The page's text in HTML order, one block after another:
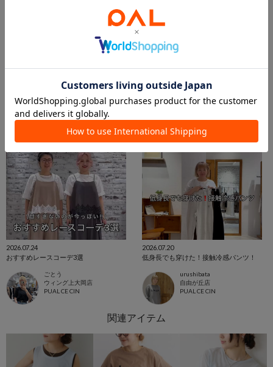
この商品を紹介したパルクロPLAY
2026.07.24
おすすめレースコーデ3選
ごとう
ウィング上大岡店
PUAL CE CIN
2026.07.20
低身長でも穿けた！接触冷感パンツ！
urushibata
自由が丘店
PUAL CE CIN